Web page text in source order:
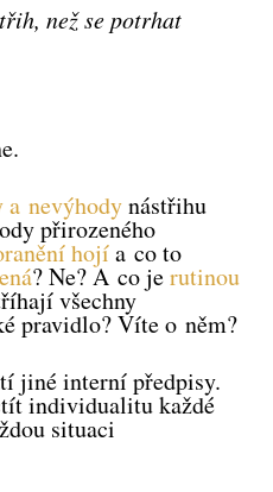
než se potrhat
a nevýhodynástřihu
přirozeného
hojía co to
? Ne? A co jerutinou
všechny
pravidlo? Víte o něm?
jiné interní předpisy.
individualitu každé
situaci